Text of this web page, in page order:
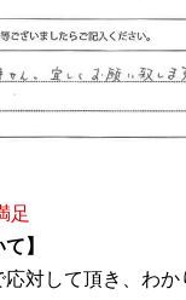
足
】
応対して頂き、わか